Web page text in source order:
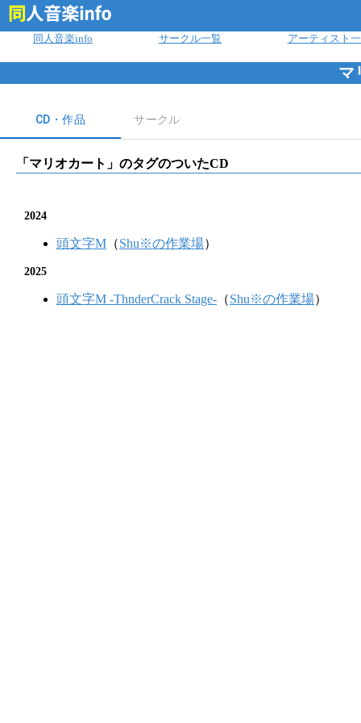
同人音楽info サークル一覧 アーティスト
マ
CD・作品 サークル
「 マリオカート 」のタグのついたCD
2024
頭文字M （Shu※の作業場）
2025
頭文字M -ThnderCrack Stage- （Shu※の作業場）